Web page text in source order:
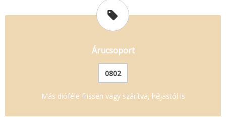
Árucsoport
0802
Más dióféle frissen vagy szárítva, héjastól is